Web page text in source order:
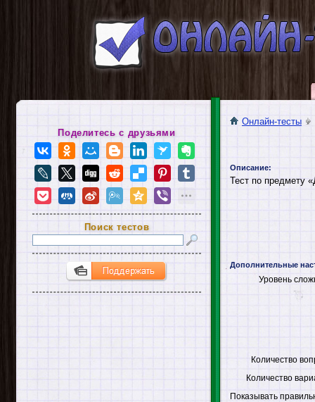
Онлайн-тесты
Описание:
Тест по предмету
Дополнительные
Уровень
Количество
Количество
Показывать
Поделитесь с друзьями
Поиск тестов